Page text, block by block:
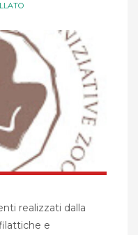
realizzati dalla
e